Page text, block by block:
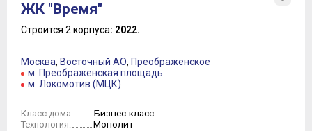
ЖК "Время"
Строится 2 корпуса: 2022.
Москва, Восточный АО, Преображенское
м. Преображенская площадь
м. Локомотив (МЦК)
Класс дома: Бизнес-класс
Технология: Монолит